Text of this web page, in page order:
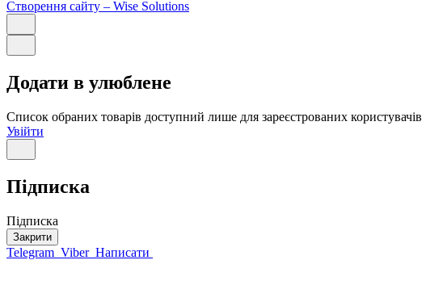
Створення сайту – Wise Solutions
Додати в улюблене
Список обраних товарів доступний лише для зареєстрованих користувачів
Увійти
Підписка
Підписка
Закрити
Telegram Viber Написати